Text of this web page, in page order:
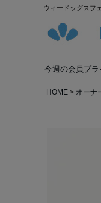
ウィードッグスフ
今週の会員プラ
HOME オーナ